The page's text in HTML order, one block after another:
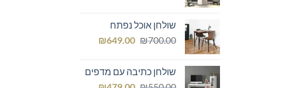
₪1,250.00.שולחן אוכל נפתח
₪700.00
המחיר
₪700.00.
₪649.00
המחיר
₪649.00.שולחן כתיבה עם מדפים